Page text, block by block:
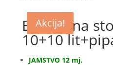
Električna
10+10
JAMSTVO 12 mj.
Akcija!
Akcija!